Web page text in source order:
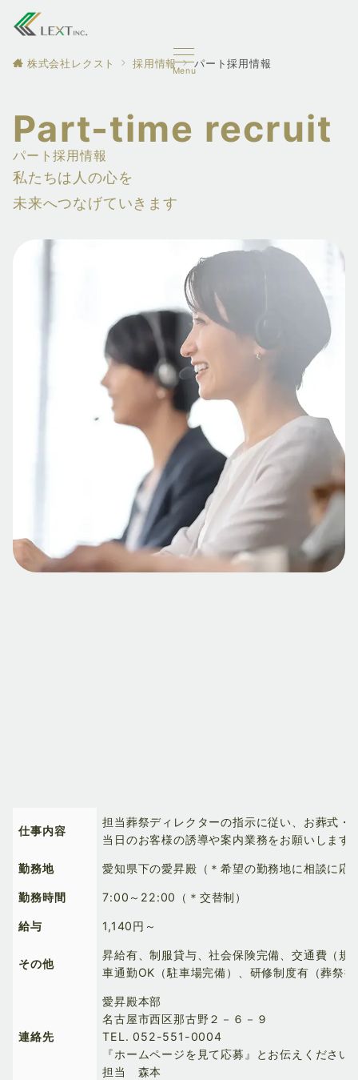
Menu
株式会社レクスト 採用情報 パート採用情報
Part-time recruit
パート採用情報
私たちは人の心を
未来へつなげていきます
仕事内容
担当葬祭ディレクターの指示に従い、お葬式・
当日のお客様の誘導や案内業務をお願いします
勤務地 愛知県下の愛昇殿（＊希望の勤務地に相談に応
勤務時間 7:00～22:00（＊交替制）
給与 1,140円～
その他
昇給有、制服貸与、社会保険完備、交通費（規
車通勤OK（駐車場完備）、研修制度有（葬祭
連絡先
愛昇殿本部
名古屋市西区那古野２－６－９
TEL.052-551-0004
『ホームページを見て応募』とお伝えください
担当 森本